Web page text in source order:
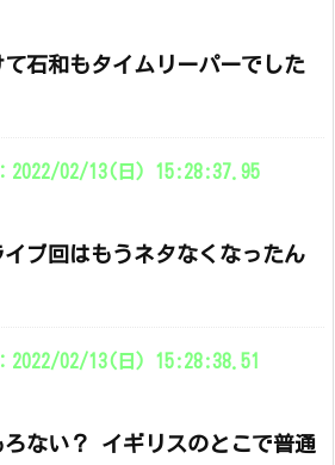
石和もタイムリーパーでした
2022/02/13(日) 15:28:37.95
ブ回はもうネタなくなったん
2022/02/13(日) 15:28:38.51
ない？ イギリスのとこで普通